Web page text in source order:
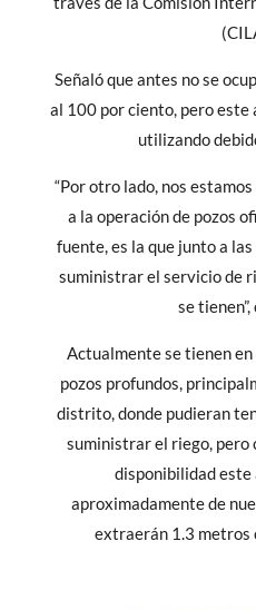
Señaló que antes no se
al 100 por ciento, pero este
utilizando
“Por otro lado, nos
a la operación de pozos
fuente, es la que junto a
suministrar el servicio de
se
Actualmente se tienen
pozos profundos,
distrito, donde pudieran
suministrar el riego, pero
disponibilidad
aproximadamente de
extraerán 1.3 metros